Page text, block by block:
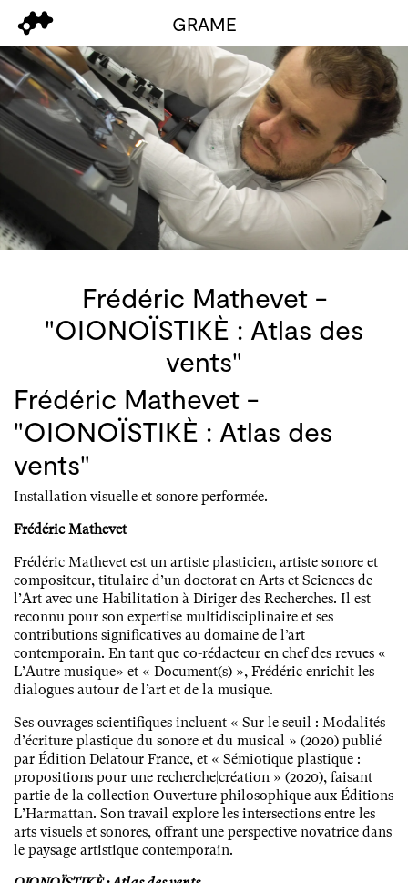
GRAME
Frédéric Mathevet -
"OIONOÏSTIKÈ : Atlas des
vents"
Frédéric Mathevet -
"OIONOÏSTIKÈ : Atlas des
vents"
Installation visuelle et sonore performée.
Frédéric Mathevet
Frédéric Mathevet est un artiste plasticien, artiste sonore et
compositeur, titulaire d’un doctorat en Arts et Sciences de
l’Art avec une Habilitation à Diriger des Recherches. Il est
reconnu pour son expertise multidisciplinaire et ses
contributions significatives au domaine de l’art
contemporain. En tant que co-rédacteur en chef des revues «
L’Autre musique» et « Document(s) », Frédéric enrichit les
dialogues autour de l’art et de la musique.
Ses ouvrages scientifiques incluent « Sur le seuil : Modalités
d’écriture plastique du sonore et du musical » (2020) publié
par Édition Delatour France, et « Sémiotique plastique :
propositions pour une recherche|création » (2020), faisant
partie de la collection Ouverture philosophique aux Éditions
L’Harmattan. Son travail explore les intersections entre les
arts visuels et sonores, offrant une perspective novatrice dans
le paysage artistique contemporain.